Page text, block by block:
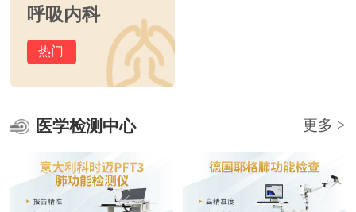
呼吸内科
热门
医学检测中心 更多 >